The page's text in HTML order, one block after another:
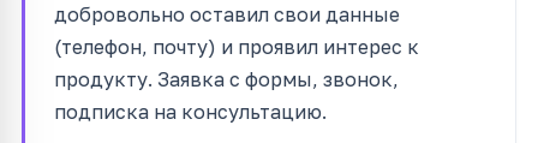
добровольно оставил свои данные
(телефон, почту) и проявил интерес к
продукту. Заявка с формы, звонок,
подписка на консультацию.